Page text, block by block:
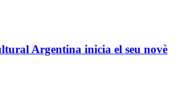
Argentina inicia el seu novè